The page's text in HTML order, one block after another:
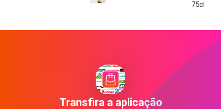
75cl
Transfira a aplicação